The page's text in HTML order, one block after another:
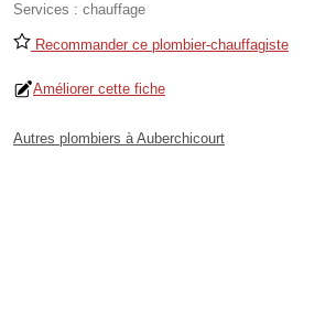
Services : chauffage
Recommander ce plombier-chauffagiste
Améliorer cette fiche
Autres plombiers à Auberchicourt